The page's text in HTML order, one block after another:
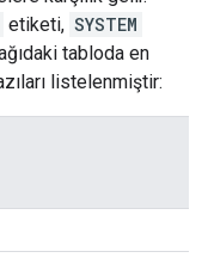
etiketi, SYSTEM
tabloda en
listelenmiştir: